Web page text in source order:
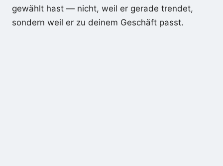
gewählt hast — nicht, weil er gerade trendet,
sondern weil er zu deinem Geschäft passt.